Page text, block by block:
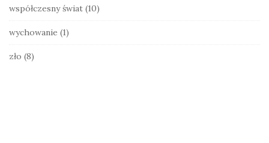
współczesny świat (10)
wychowanie (1)
zło (8)